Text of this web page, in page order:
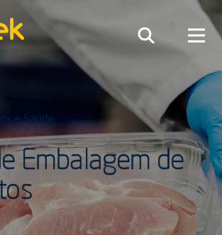
e Saúde
Embalagem de